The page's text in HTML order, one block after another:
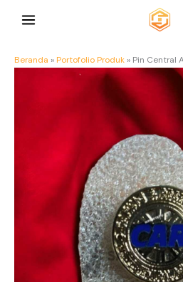
Beranda » Portofolio Produk » Pin Central